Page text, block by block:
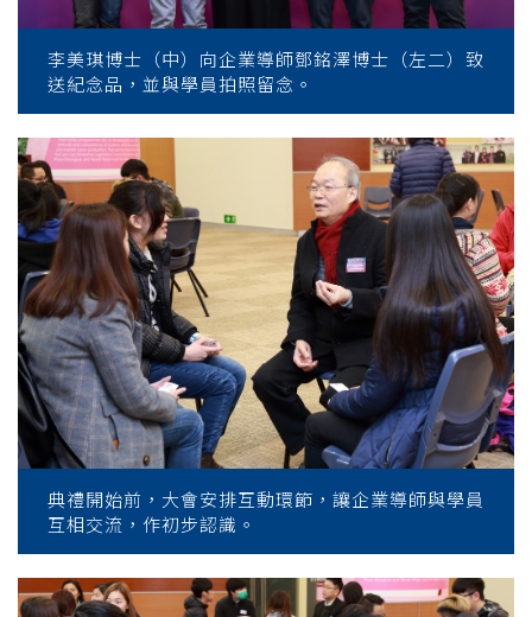
李美琪博士（中）向企業導師鄧銘澤博士（左二）致
送紀念品，並與學員拍照留念。
典禮開始前，大會安排互動環節，讓企業導師與學員
互相交流，作初步認識。